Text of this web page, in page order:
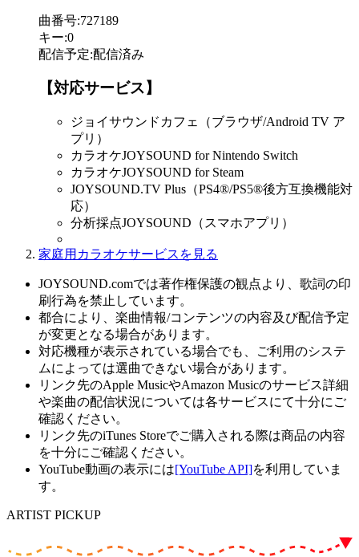
曲番号:727189
キー:0
配信予定:配信済み
【対応サービス】
ジョイサウンドカフェ（ブラウザ/Android TV ア
プリ）
カラオケJOYSOUND for Nintendo Switch
カラオケJOYSOUND for Steam
JOYSOUND.TV Plus（PS4®/PS5®後方互換機能対
応）
分析採点JOYSOUND（スマホアプリ）
家庭用カラオケサービスを見る
JOYSOUND.comでは著作権保護の観点より、歌詞の印
刷行為を禁止しています。
都合により、楽曲情報/コンテンツの内容及び配信予定
が変更となる場合があります。
対応機種が表示されている場合でも、ご利用のシステ
ムによっては選曲できない場合があります。
リンク先のApple MusicやAmazon Musicのサービス詳細
や楽曲の配信状況については各サービスにて十分にご
確認ください。
リンク先のiTunes Storeでご購入される際は商品の内容
を十分にご確認ください。
YouTube動画の表示には[YouTube API]を利用していま
す。
ARTIST PICKUP